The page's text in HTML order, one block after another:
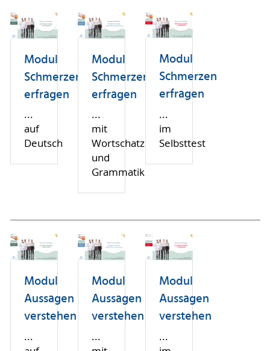
Modul
Schmerzen
erfragen
...
auf
Deutsch
Modul
Schmerzen
erfragen
...
mit
Wortschatz
und
Grammatik
Modul
Schmerzen
erfragen
...
im
Selbsttest
Modul
Aussagen
verstehen
...
Modul
Aussagen
verstehen
...
Modul
Aussagen
verstehen
...